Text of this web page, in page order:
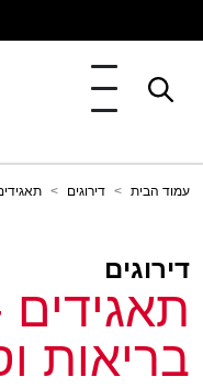
עמוד הבית דירוגים
דירוגים
תאגידים
בריאות